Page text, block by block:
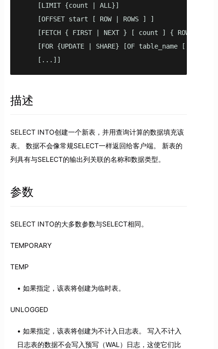
    [LIMIT {count | ALL}]
    [OFFSET start [ ROW | ROWS ] ]
[FETCH { FIRST | NEXT } [ count ] { ROW |
[FOR {UPDATE | SHARE} [OF table_name [, ...]]
    [...]]
描述
SELECT INTO创建一个新表，并用查询计算的数据填充该
表。 数据不会像常规SELECT一样返回给客户端。 新表的
列具有与SELECT的输出列关联的名称和数据类型。
参数
SELECT INTO的大多数参数与SELECT相同。
TEMPORARY
TEMP
如果指定，该表将创建为临时表。
UNLOGGED
如果指定，该表将创建为不计入日志表。 写入不计入
日志表的数据不会写入预写（WAL）日志，这使它们比